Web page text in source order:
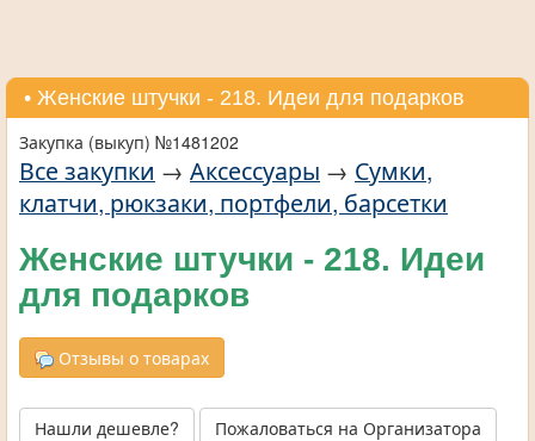
• Женские штучки - 218. Идеи для подарков
Закупка (выкуп) №1481202
Все закупки → Аксессуары → Сумки,
клатчи, рюкзаки, портфели, барсетки
Женские штучки - 218. Идеи
для подарков
Отзывы о товарах
Нашли дешевле? Пожаловаться на Организатора